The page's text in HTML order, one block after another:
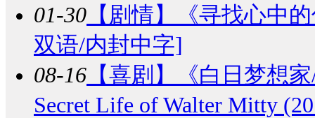
01-30 【剧情】
《寻找心中
双语/内封中字]
08-16 【喜剧】
《白日梦想
Secret Life of Walter Mitty